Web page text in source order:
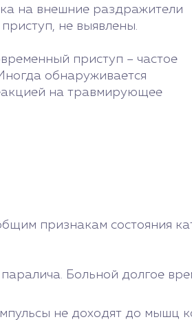
на внешние раздражители
не выявлены.
приступ – частое
обнаруживается
на травмирующее
признакам состояния
Больной долгое
не доходят до мышц